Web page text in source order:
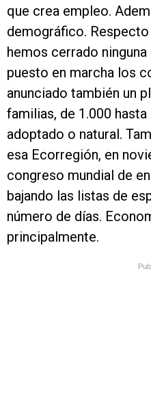
que crea empleo.
demográfico.
hemos cerrado
puesto en marcha los
anunciado también un
familias, de 1.000
adoptado o natural.
esa Ecorregión, en
congreso mundial de
bajando las listas de
número de días.
principalmente.